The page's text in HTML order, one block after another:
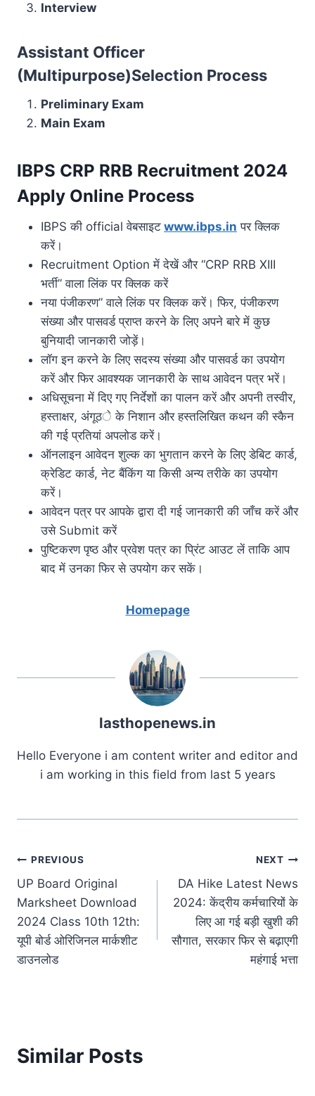
Interview
Assistant Officer
(Multipurpose)Selection Process
Preliminary Exam
Main Exam
IBPS CRP RRB Recruitment 2024
Apply Online Process
IBPS की official वेबसाइट www.ibps.in पर क्लिक
करें।
Recruitment Option में देखें और “CRP RRB XIII
भर्ती” वाला लिंक पर क्लिक करें
नया पंजीकरण” वाले लिंक पर क्लिक करें। फिर, पंजीकरण
संख्या और पासवर्ड प्राप्त करने के लिए अपने बारे में कुछ
बुनियादी जानकारी जोड़ें।
लॉग इन करने के लिए सदस्य संख्या और पासवर्ड का उपयोग
करें और फिर आवश्यक जानकारी के साथ आवेदन पत्र भरें।
अधिसूचना में दिए गए निर्देशों का पालन करें और अपनी तस्वीर,
हस्ताक्षर, अंगूठे के निशान और हस्तलिखित कथन की स्कैन
की गई प्रतियां अपलोड करें।
ऑनलाइन आवेदन शुल्क का भुगतान करने के लिए डेबिट कार्ड,
क्रेडिट कार्ड, नेट बैंकिंग या किसी अन्य तरीके का उपयोग
करें।
आवेदन पत्र पर आपके द्वारा दी गई जानकारी की जाँच करें और
उसे Submit करें
पुष्टिकरण पृष्ठ और प्रवेश पत्र का प्रिंट आउट लें ताकि आप
बाद में उनका फिर से उपयोग कर सकें।
Homepage
lasthopenews.in
Hello Everyone i am content writer and editor and
i am working in this field from last 5 years
Post
navigation
PREVIOUS
UP Board Original
Marksheet Download
2024 Class 10th 12th:
यूपी बोर्ड ओरिजिनल मार्कशीट
डाउनलोड
NEXT
DA Hike Latest News
2024: केंद्रीय कर्मचारियों के
लिए आ गई बड़ी खुशी की
सौगात, सरकार फिर से बढ़ाएगी
महंगाई भत्ता
Similar Posts